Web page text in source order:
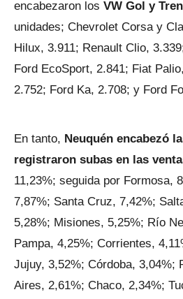
encabezaron los VW Gol y
unidades; Chevrolet Corsa y
Hilux, 3.911; Renault Clio,
Ford EcoSport, 2.841; Fiat
2.752; Ford Ka, 2.708; y Ford
En tanto, Neuquén encabezó
registraron subas en las
11,23%; seguida por Formosa,
7,87%; Santa Cruz, 7,42%;
5,28%; Misiones, 5,25%; Río
Pampa, 4,25%; Corrientes,
Jujuy, 3,52%; Córdoba, 3,04%;
Aires, 2,61%; Chaco, 2,34%;